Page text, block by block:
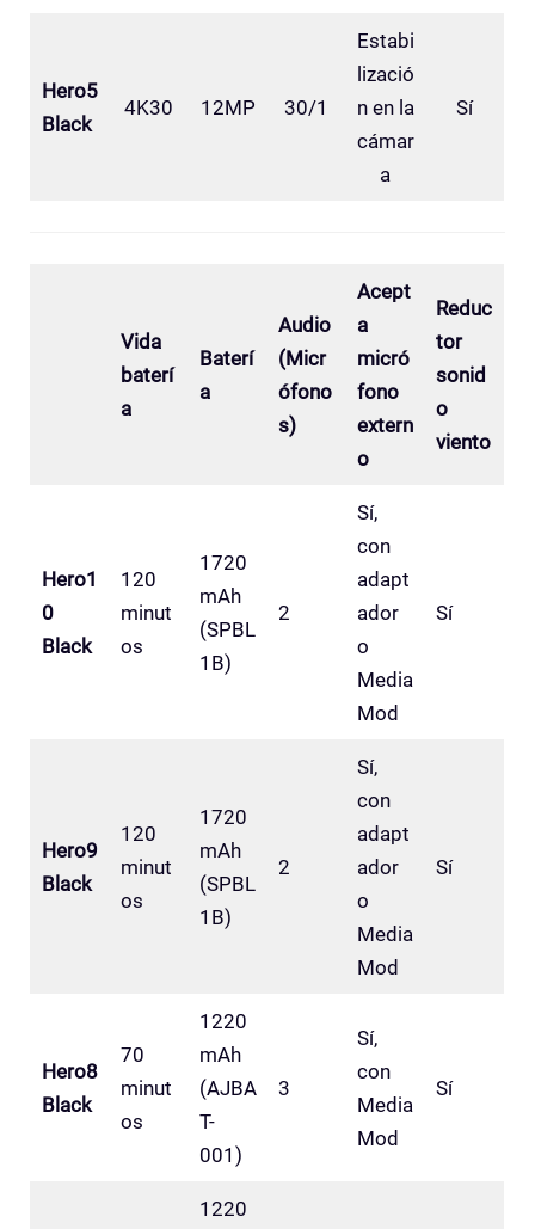
Hero5
Black
4K30 12MP 30/1
Estabi
lizació
n en la
cámar
a
Sí
Vida
baterí
a
Baterí
a
Audio
(Micr
ófono
s)
Acept
a
micró
fono
extern
o
Reduc
tor
sonid
o
viento
Hero1
0
Black
120
minut
os
1720
mAh
(SPBL
1B)
2
Sí,
con
adapt
ador
o
Media
Mod
Sí
Hero9
Black
120
minut
os
1720
mAh
(SPBL
1B)
2
Sí,
con
adapt
ador
o
Media
Mod
Sí
Hero8
Black
70
minut
os
1220
mAh
(AJBA
T-
001)
3
Sí,
con
Media
Mod
Sí
1220